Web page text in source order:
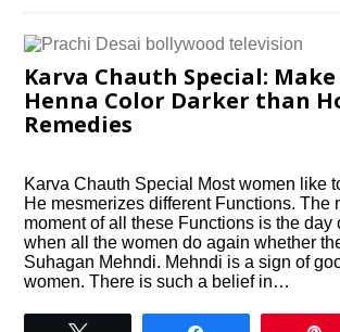
Karva Chauth Special:
Henna Color Darker than
Remedies
Karva Chauth Special Most women like
He mesmerizes different Functions. The
moment of all these Functions is the day
when all the women do again whether
Suhagan Mehndi. Mehndi is a sign of
women. There is such a belief in…